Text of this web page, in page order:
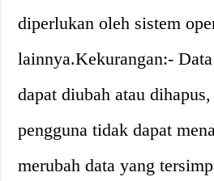
diperlukan oleh sistem
lainnya.Kekurangan:-
dapat diubah atau
pengguna tidak dapat
merubah data yang